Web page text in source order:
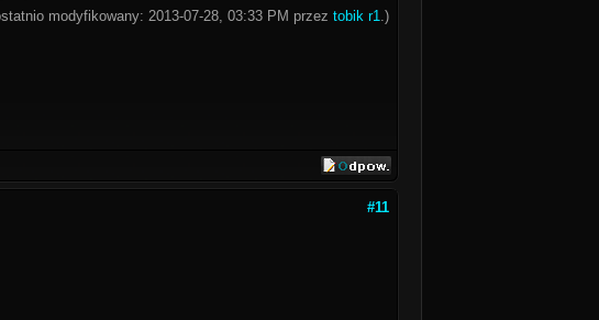
modyfikowany: 2013-07-28, 03:33 PM przez tobik r1.)
#11